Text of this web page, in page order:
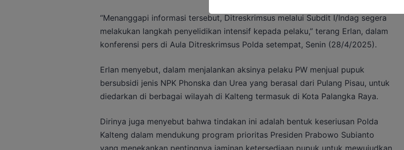
“Menanggapi informasi tersebut, Ditreskrimsus melalui Subdit I/Indag segera
melakukan langkah penyelidikan intensif kepada pelaku,” terang Erlan, dalam
konferensi pers di Aula Ditreskrimsus Polda setempat, Senin (28/4/2025).
Erlan menyebut, dalam menjalankan aksinya pelaku PW menjual pupuk
bersubsidi jenis NPK Phonska dan Urea yang berasal dari Pulang Pisau, untuk
diedarkan di berbagai wilayah di Kalteng termasuk di Kota Palangka Raya.
Dirinya juga menyebut bahwa tindakan ini adalah bentuk keseriusan Polda
Kalteng dalam mendukung program prioritas Presiden Prabowo Subianto
yang menekankan pentingnya jaminan ketersediaan pupuk untuk mewujudkan